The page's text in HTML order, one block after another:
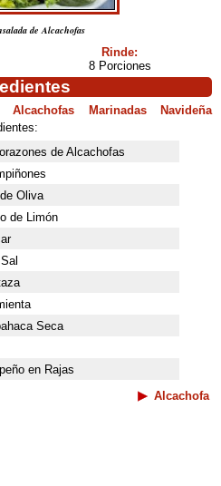
de Alcachofas
Rinde:
8 Porciones
Alcachofas Marinadas Navideña
de Alcachofas
Oliva
de Limón
Seca
en Rajas
Alcachofa